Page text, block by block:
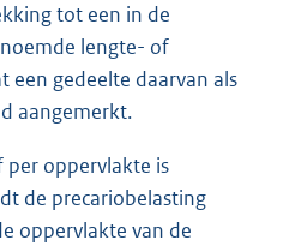
tot een in de
lengte- of
een gedeelte daarvan als
aangemerkt.
per oppervlakte is
de precariobelasting
oppervlakte van de